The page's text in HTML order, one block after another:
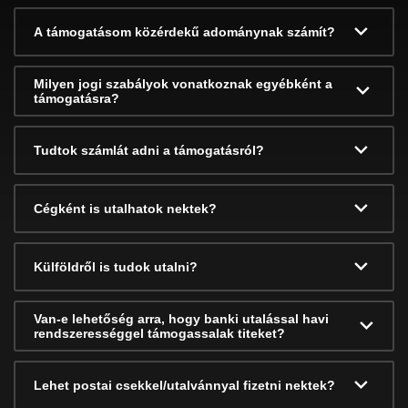
A támogatásom közérdekű adománynak számít?
Milyen jogi szabályok vonatkoznak egyébként a
támogatásra?
Tudtok számlát adni a támogatásról?
Cégként is utalhatok nektek?
Külföldről is tudok utalni?
Van-e lehetőség arra, hogy banki utalással havi
rendszerességgel támogassalak titeket?
Lehet postai csekkel/utalvánnyal fizetni nektek?